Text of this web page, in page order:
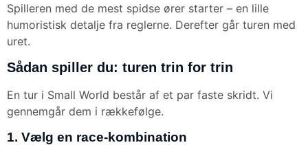
Spilleren med de mest spidse ører starter – en lille
humoristisk detalje fra reglerne. Derefter går turen med
uret.
Sådan spiller du: turen trin for trin
En tur i Small World består af et par faste skridt. Vi
gennemgår dem i rækkefølge.
1. Vælg en race-kombination